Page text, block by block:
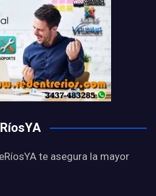
te asegura la mayor